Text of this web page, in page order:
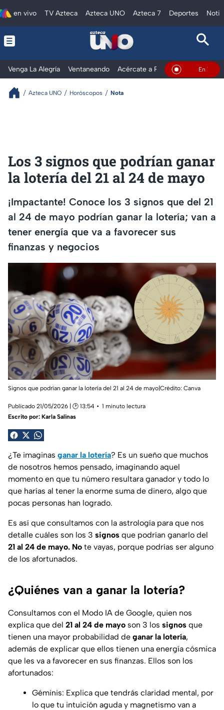
en vivo TV Azteca Azteca UNO Azteca 7 Deportes
Venga La Alegría Ventaneando Acércate a Rocío Al Extremo
En Vivo
Azteca UNO Horóscopos Nota
Los 3 signos que podrían ganar
la lotería del 21 al 24 de mayo
¡Impactante! Conoce los 3 signos que del 21
al 24 de mayo podrían ganar la lotería; van a
tener energía que va a favorecer sus
finanzas y negocios
Signos que podrían ganar la lotería del 21 al 24 de mayo|Crédito: Canva
Publicado 21/05/2026 | 🕑 13:54
1 minuto lectura
Escrito por: Karla Salinas
¿Te imaginas ganar la lotería? Es un sueño que muchos
de nosotros hemos pensado, imaginando aquel
momento en que tu número resultara ganador y todo lo
que harías al tener la enorme suma de dinero, algo que
pocas personas han logrado.
Es así que consultamos con la astrología para que nos
detalle cuáles son los 3 signos que podrían ganarlo del
21 al 24 de mayo. No te vayas, porque podrías ser alguno
de los afortunados.
¿Quiénes van a ganar la lotería?
Consultamos con el Modo IA de Google, quien nos
explica que del 21 al 24 de mayo son 3 los signos que
tienen una mayor probabilidad de ganar la lotería,
además de explicar que ellos tienen una energía cósmica
que les va a favorecer en sus finanzas. Ellos son los
afortunados:
Géminis: Explica que tendrás claridad mental, por
lo que tu intuición aguda y magnetismo van a